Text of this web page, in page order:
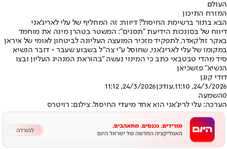
העולם
המזרח התיכון
הבא בתור ברשימת החיסול? דיווח: זה המחליף של עלי לאריג'אני
דיווח של בסונכות הידיעת "תסנים": המשטר בטהרן מינה את מוחמד
באקר זולקאדר, לתפקיד מזכיר המועצה העליונה לביטחון לאומי של איראן
במקומו של עלי לאריג'אני, שחוסל ע"י צה"ל בשבוע שעבר • דובר הנשיא
סיד מהדי טבטבאי כתב כי המינוי נעשה "בהוראת המנהיג העליון ובצו
הנשיא" פזשכיאן
דודי קוגן
24/3/2026, 11:10
,עודכן24/3/2026, 11:12
0השמעה
הערכה: עלי לריג'אני הוא אחד מיעדי החיסול. צילום: רויטרס